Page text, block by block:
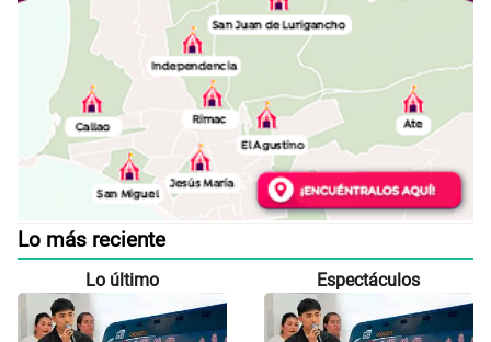
Lo más reciente
Lo último Espectáculos